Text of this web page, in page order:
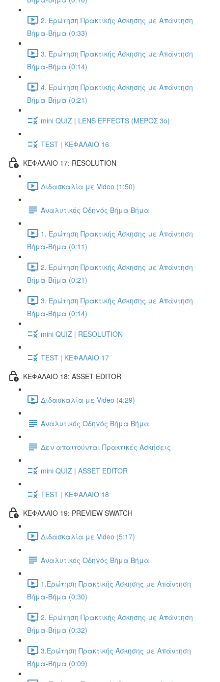
2. Ερώτηση Πρακτικής Άσκησης με Απάντηση
Βήμα-Βήμα (0:33)
3. Ερώτηση Πρακτικής Άσκησης με Απάντηση
Βήμα-Βήμα (0:14)
4. Ερώτηση Πρακτικής Άσκησης με Απάντηση
Βήμα-Βήμα (0:21)
mini QUIZ | LENS EFFECTS (ΜΕΡΟΣ 3o)
TEST | ΚΕΦΑΛΑΙΟ 16
ΚΕΦΑΛΑΙΟ 17: RESOLUTION
Διδασκαλία με Video (1:50)
Αναλυτικός Οδηγός Βήμα Βήμα
1. Ερώτηση Πρακτικής Άσκησης με Απάντηση
Βήμα-Βήμα (0:11)
2. Ερώτηση Πρακτικής Άσκησης με Απάντηση
Βήμα-Βήμα (0:21)
3. Ερώτηση Πρακτικής Άσκησης με Απάντηση
Βήμα-Βήμα (0:14)
mini QUIZ | RESOLUTION
TEST | ΚΕΦΑΛΑΙΟ 17
ΚΕΦΑΛΑΙΟ 18: ASSET EDITOR
Διδασκαλία με Video (4:29)
Αναλυτικός Οδηγός Βήμα Βήμα
Δεν απαιτούνται Πρακτικές Ασκήσεις
mini QUIZ | ASSET EDITOR
TEST | ΚΕΦΑΛΑΙΟ 18
ΚΕΦΑΛΑΙΟ 19: PREVIEW SWATCH
Διδασκαλία με Video (5:17)
Αναλυτικός Οδηγός Βήμα Βήμα
1.Ερώτηση Πρακτικής Άσκησης με Απάντηση
Βήμα-Βήμα (0:30)
2. Ερώτηση Πρακτικής Άσκησης με Απάντηση
Βήμα-Βήμα (0:32)
3.Ερώτηση Πρακτικής Άσκησης με Απάντηση
Βήμα-Βήμα (0:09)